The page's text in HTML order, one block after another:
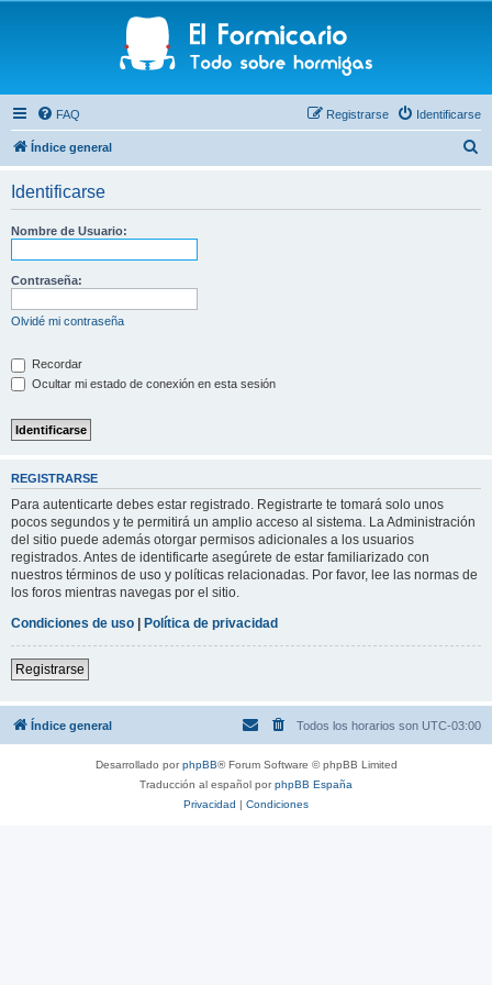
FAQ Identificarse
Registrarse
Índice general
Identificarse
Nombre de Usuario:
Contraseña:
Olvidé mi contraseña
Recordar
Ocultar mi estado de conexión en esta sesión
REGISTRARSE
Para autenticarte debes estar registrado. Registrarte te tomará solo unos
pocos segundos y te permitirá un amplio acceso al sistema. La Administración
del sitio puede además otorgar permisos adicionales a los usuarios
registrados. Antes de identificarte asegúrete de estar familiarizado con
nuestros términos de uso y políticas relacionadas. Por favor, lee las normas de
los foros mientras navegas por el sitio.
Condiciones de uso | Política de privacidad
Registrarse
Índice general Todos los horarios son UTC-03:00
Desarrollado porphpBB® Forum Software © phpBB Limited
Traducción al español porphpBB España
Privacidad | Condiciones